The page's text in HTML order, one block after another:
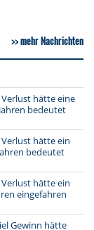
mehr Nachrichten
Verlust hätte eine
bedeutet
Verlust hätte ein
bedeutet
Verlust hätte ein
eingefahren
Gewinn hätte